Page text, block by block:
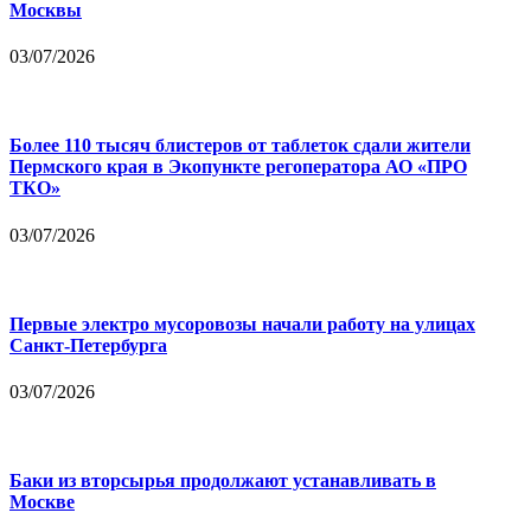
Москвы
03/07/2026
Более 110 тысяч блистеров от таблеток сдали жители
Пермского края в Экопункте регоператора АО «ПРО
ТКО»
03/07/2026
Первые электро мусоровозы начали работу на улицах
Санкт-Петербурга
03/07/2026
Баки из вторсырья продолжают устанавливать в
Москве